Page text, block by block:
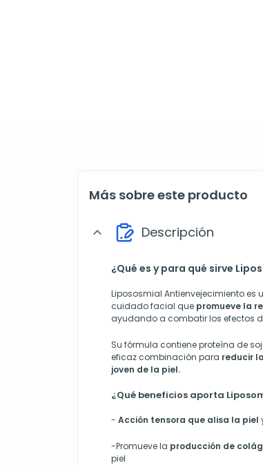
Más sobre este producto
expand_more Descripción
¿Qué es y para qué sirve
Lipososmial Antienvejecimiento
cuidado facial que promueve la
ayudando a combatir los efectos
Su fórmula contiene proteína de
eficaz combinación para reducir
joven de la piel.
¿Qué beneficios aporta
- Acción tensora que alisa la piel
-Promueve la producción de
piel